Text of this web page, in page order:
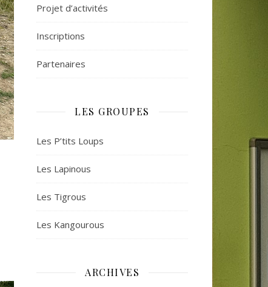
Projet d’activités
Inscriptions
Partenaires
LES GROUPES
Les P’tits Loups
Les Lapinous
Les Tigrous
Les Kangourous
ARCHIVES